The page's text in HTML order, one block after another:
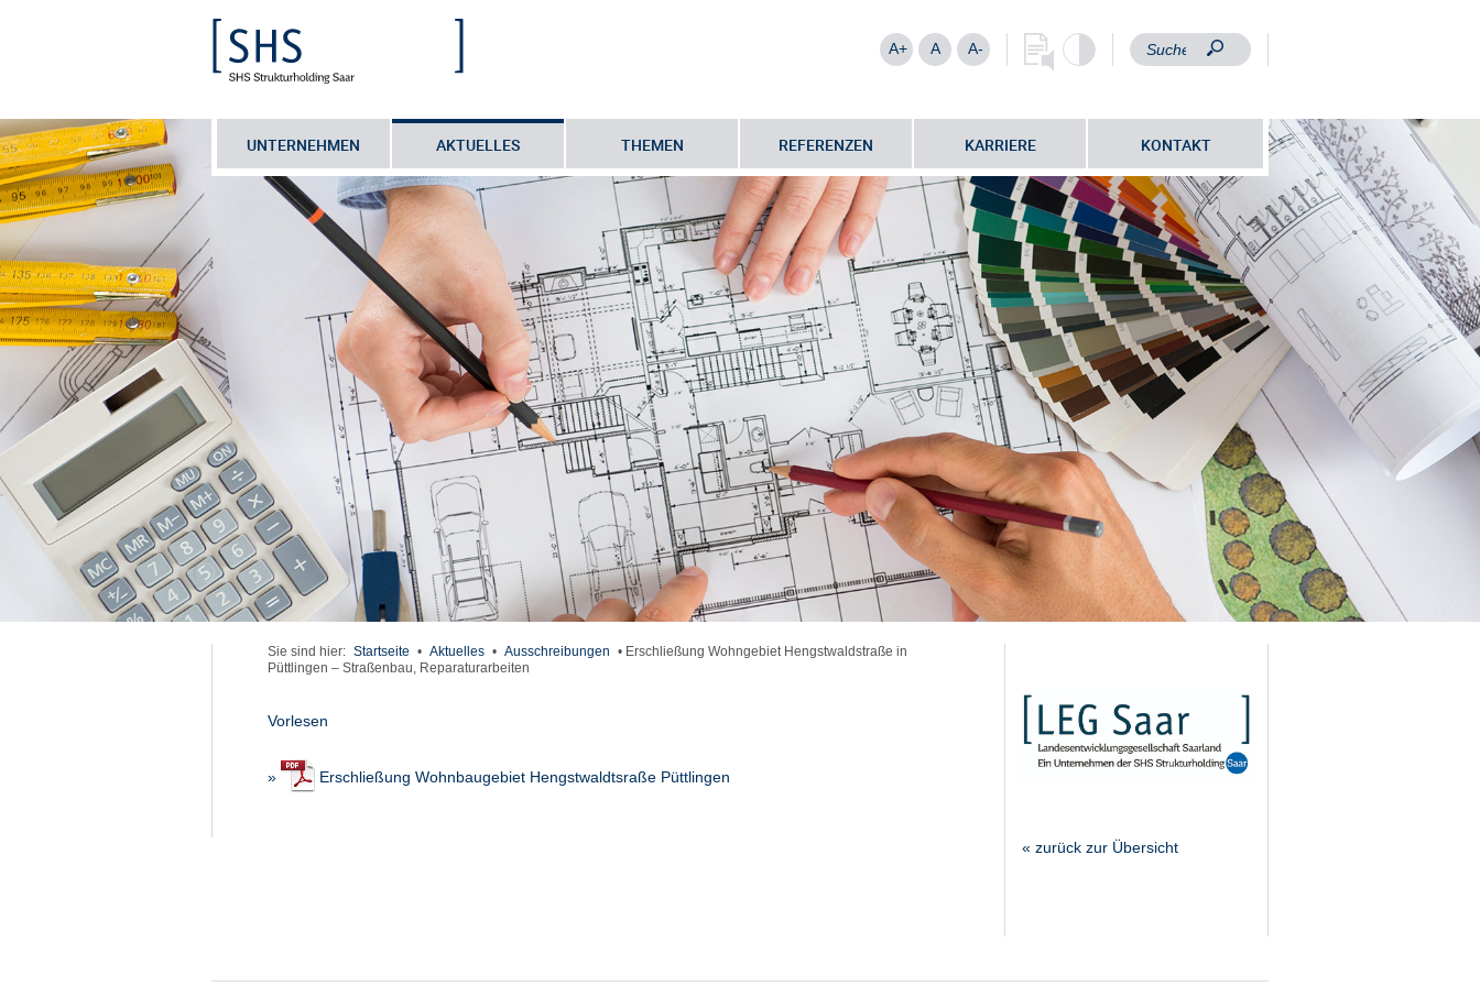
A+ A A-
UNTERNEHMEN AKTUELLES THEMEN REFERENZEN KARRIERE KONTAKT
Sie sind hier: Startseite • Aktuelles • Ausschreibungen • Erschließung Wohngebiet Hengstwaldstraße in
Püttlingen – Straßenbau, Reparaturarbeiten
Vorlesen
» Erschließung Wohnbaugebiet Hengstwaldtsraße Püttlingen
« zurück zur Übersicht